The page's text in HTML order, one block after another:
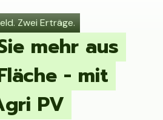
Zwei Erträge.
mehr aus
- mit
PV